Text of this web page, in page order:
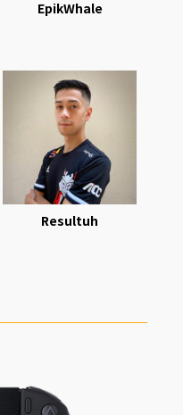
EpikWhale
Resultuh